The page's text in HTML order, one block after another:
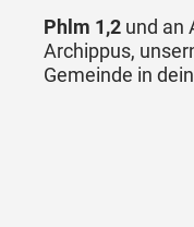
Phlm 1,2 und an
Archippus,
Gemeinde in